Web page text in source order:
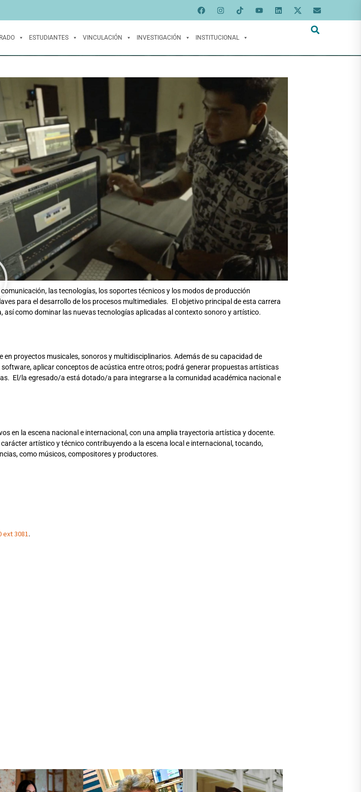
ESTUDIANTES VINCULACIÓN INVESTIGACIÓN INSTITUCIONAL
las tecnologías, los soportes técnicos y los modos de producción
para el desarrollo de los procesos multimediales. El objetivo principal de esta carrera
como dominar las nuevas tecnologías aplicadas al contexto sonoro y artístico.
proyectos musicales, sonoros y multidisciplinarios. Además de su capacidad de
aplicar conceptos de acústica entre otros; podrá generar propuestas artísticas
El/la egresado/a está dotado/a para integrarse a la comunidad académica nacional e
en la escena nacional e internacional, con una amplia trayectoria artística y docente.
artístico y técnico contribuyendo a la escena local e internacional, tocando,
como músicos, compositores y productores.
ext 3081.